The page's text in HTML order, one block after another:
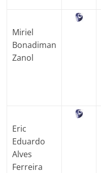
Miriel
Bonadiman
Zanol
Eric
Eduardo
Alves
Ferreira